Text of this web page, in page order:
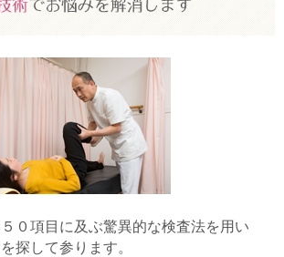
０項目に及ぶ驚異的な検査法を用い
探して参ります。